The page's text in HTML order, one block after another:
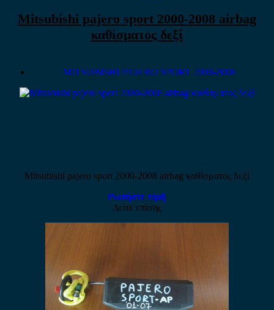
Mitsubishi pajero sport 2000-2008 airbag
καθίσματος δεξί
MITSUBISHI PAJERO SPORT 2000-2008
Mitsubishi pajero sport 2000-2008 airbag καθίσματος δεξί
Ρωτήστε τιμή
Δείτε επίσης